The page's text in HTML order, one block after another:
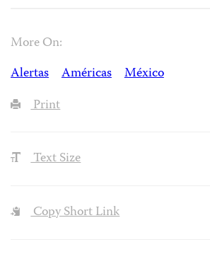
More On:
Alertas
Américas
México
Print
Text Size
Copy Short Link